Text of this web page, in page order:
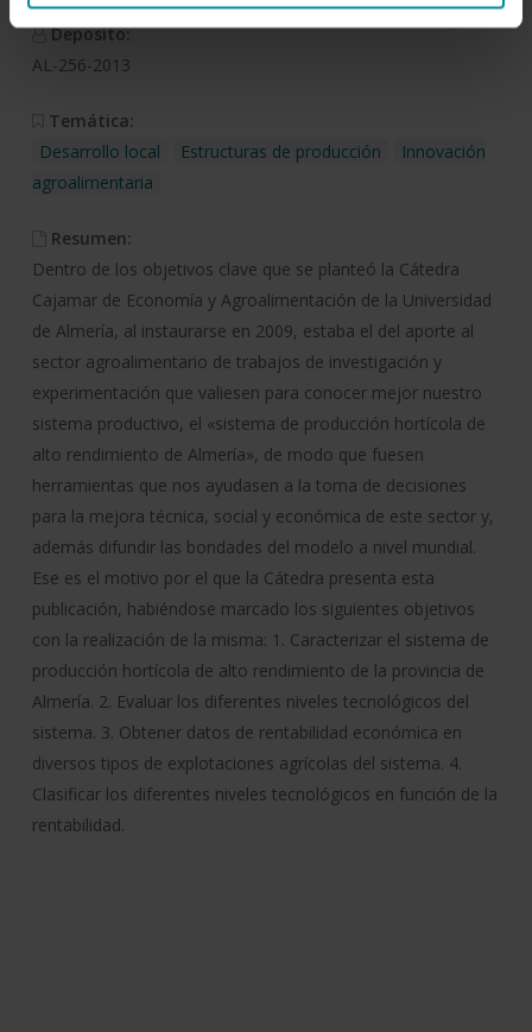
Deposito:
AL-256-2013
Temática:
Desarrollo local
Estructuras de producción
Innovación
agroalimentaria
Resumen:
Dentro de los objetivos clave que se planteó la Cátedra
Cajamar de Economía y Agroalimentación de la Universidad
de Almería, al instaurarse en 2009, estaba el del aporte al
sector agroalimentario de trabajos de investigación y
experimentación que valiesen para conocer mejor nuestro
sistema productivo, el «sistema de producción hortícola de
alto rendimiento de Almería», de modo que fuesen
herramientas que nos ayudasen a la toma de decisiones
para la mejora técnica, social y económica de este sector y,
además difundir las bondades del modelo a nivel mundial.
Ese es el motivo por el que la Cátedra presenta esta
publicación, habiéndose marcado los siguientes objetivos
con la realización de la misma: 1. Caracterizar el sistema de
producción hortícola de alto rendimiento de la provincia de
Almería. 2. Evaluar los diferentes niveles tecnológicos del
sistema. 3. Obtener datos de rentabilidad económica en
diversos tipos de explotaciones agrícolas del sistema. 4.
Clasificar los diferentes niveles tecnológicos en función de la
rentabilidad.